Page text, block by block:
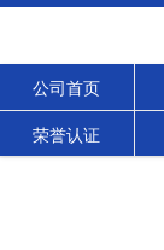
公司首页
荣誉认证